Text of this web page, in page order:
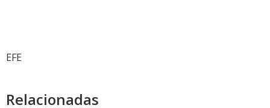
EFE
Relacionadas